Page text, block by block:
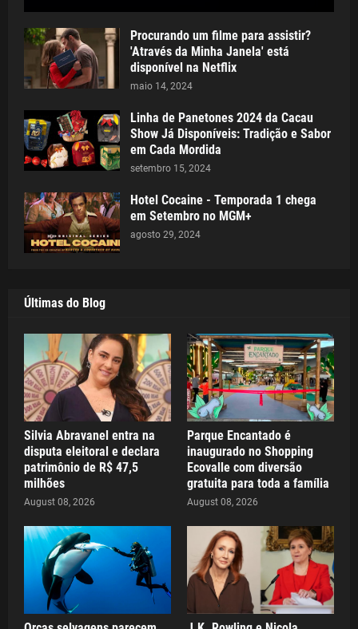
Procurando um filme para assistir?
'Através da Minha Janela' está
disponível na Netflix
maio 14, 2024
Linha de Panetones 2024 da Cacau
Show Já Disponíveis: Tradição e Sabor
em Cada Mordida
setembro 15, 2024
Hotel Cocaine - Temporada 1 chega
em Setembro no MGM+
agosto 29, 2024
Últimas do Blog
Silvia Abravanel entra na
disputa eleitoral e declara
patrimônio de R$ 47,5
milhões
August 08, 2026
Parque Encantado é
inaugurado no Shopping
Ecovalle com diversão
gratuita para toda a família
August 08, 2026